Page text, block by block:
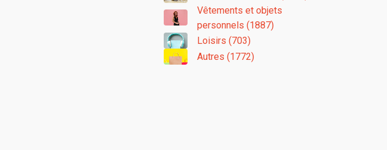
Vêtements et objets
personnels (1887)
Loisirs (703)
Autres (1772)